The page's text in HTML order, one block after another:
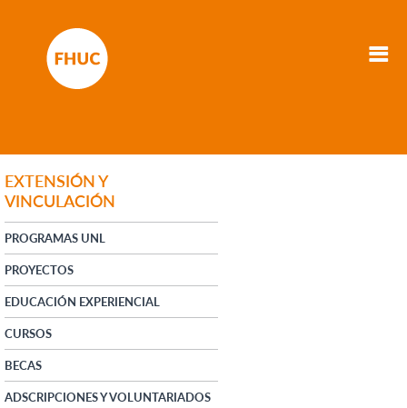
EXTENSIÓN Y
VINCULACIÓN
PROGRAMAS UNL
PROYECTOS
EDUCACIÓN EXPERIENCIAL
CURSOS
BECAS
ADSCRIPCIONES Y VOLUNTARIADOS